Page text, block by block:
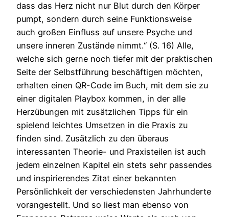
dass das Herz nicht nur Blut durch den Körper
pumpt, sondern durch seine Funktionsweise
auch großen Einfluss auf unsere Psyche und
unsere inneren Zustände nimmt.“ (S. 16) Alle,
welche sich gerne noch tiefer mit der praktischen
Seite der Selbstführung beschäftigen möchten,
erhalten einen QR-Code im Buch, mit dem sie zu
einer digitalen Playbox kommen, in der alle
Herzübungen mit zusätzlichen Tipps für ein
spielend leichtes Umsetzen in die Praxis zu
finden sind. Zusätzlich zu den überaus
interessanten Theorie- und Praxisteilen ist auch
jedem einzelnen Kapitel ein stets sehr passendes
und inspirierendes Zitat einer bekannten
Persönlichkeit der verschiedensten Jahrhunderte
vorangestellt. Und so liest man ebenso von